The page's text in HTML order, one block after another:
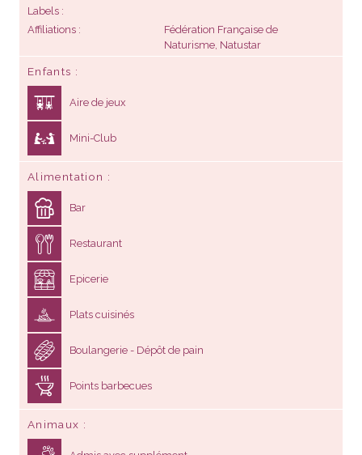
Labels
Affiliations
Fédération Française de
Naturisme, Natustar
Enfants
Aire de jeux
Mini-Club
Alimentation
Bar
Restaurant
Epicerie
Plats cuisinés
Boulangerie - Dépôt de pain
Points barbecues
Animaux